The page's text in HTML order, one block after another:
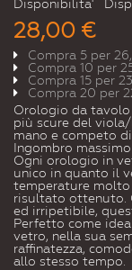
Disponibilita'
28,00 €
Compra 5 per
Compra 10 per
Compra 15 per
Compra 20 per
Orologio da
più scure del
mano e competo
Ingombro massimo
Ogni orologio in
unico in quanto il
temperature molto
risultato ottenuto.
ed irripetibile,
Perfetto come
vetro, nella sua
raffinatezza,
allo stesso tempo.